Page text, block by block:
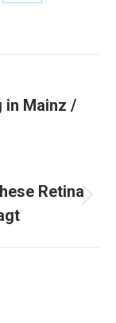
in Mainz /
Retina